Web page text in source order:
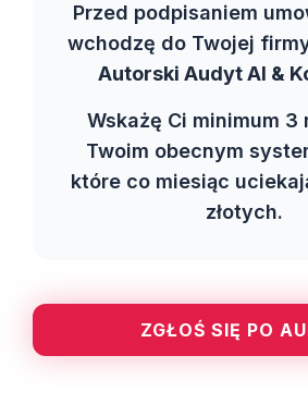
Przed podpisaniem
wchodzę do Twojej
Autorski Audyt AI &
Wskażę Ci minimum 3
Twoim obecnym
które co miesiąc
złotych.
ZGŁOŚ SIĘ PO